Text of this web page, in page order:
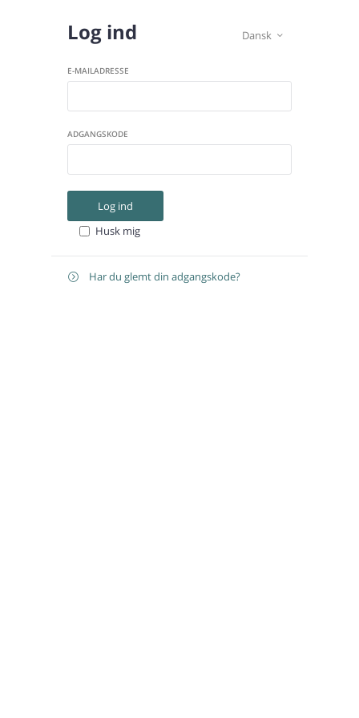
Dansk 
Log ind
E-MAILADRESSE
ADGANGSKODE
Log ind
Husk mig
 Har du glemt din adgangskode?